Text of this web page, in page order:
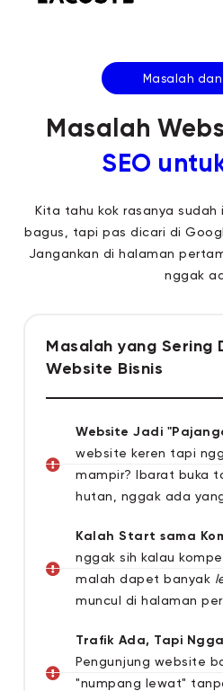
Masalah dan
Masalah
SEO
Kita tahu kok rasanya
bagus, tapi pas dicari di
Jangankan di halaman
nggak
Masalah yang Sering
Website Bisnis
Website Jadi
website keren tapi
mampir? Ibarat buka
hutan, nggak ada
Kalah Start sama
nggak sih kalau
malah dapet banyak
muncul di halaman
Trafik Ada, Tapi
Pengunjung website
"numpang lewat"